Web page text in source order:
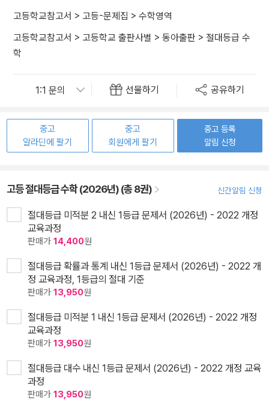
고등학교참고서 > 고등-문제집 > 수학영역
고등학교참고서 > 고등학교 출판사별 > 동아출판 > 절대등급 수
학
선물하기 공유하기
중고
알라딘에 팔기
중고
회원에게 팔기
중고 등록
알림 신청
고등 절대등급 수학 (2026년) (총 8권) 신간알림 신청
절대등급 미적분 2 내신 1등급 문제서 (2026년) - 2022 개정
교육과정
판매가 14,400원
절대등급 확률과 통계 내신 1등급 문제서 (2026년) - 2022 개
정 교육과정, 1등급의 절대 기준
판매가 13,950원
절대등급 미적분 1 내신 1등급 문제서 (2026년) - 2022 개정
교육과정
판매가 13,950원
절대등급 대수 내신 1등급 문제서 (2026년) - 2022 개정 교육
과정
판매가 13,950원